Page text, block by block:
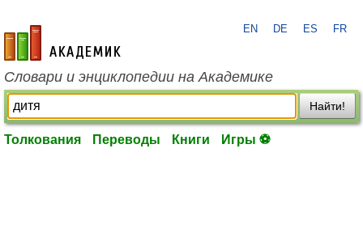
academic.ru
EN DE ES FR
Словари и энциклопедии на Академике
Найти!
Толкования Переводы Книги Игры ⚽